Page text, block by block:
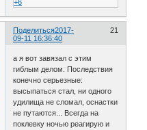
+6
Поделиться 21
2017-
09-11 16:36:40
а я вот завязал с этим
гиблым делом. Последствия
конечно серьезные:
высыпаться стал, ни одного
удилища не сломал, оснастки
не путаются... Всегда на
поклевку ночью реагирую и